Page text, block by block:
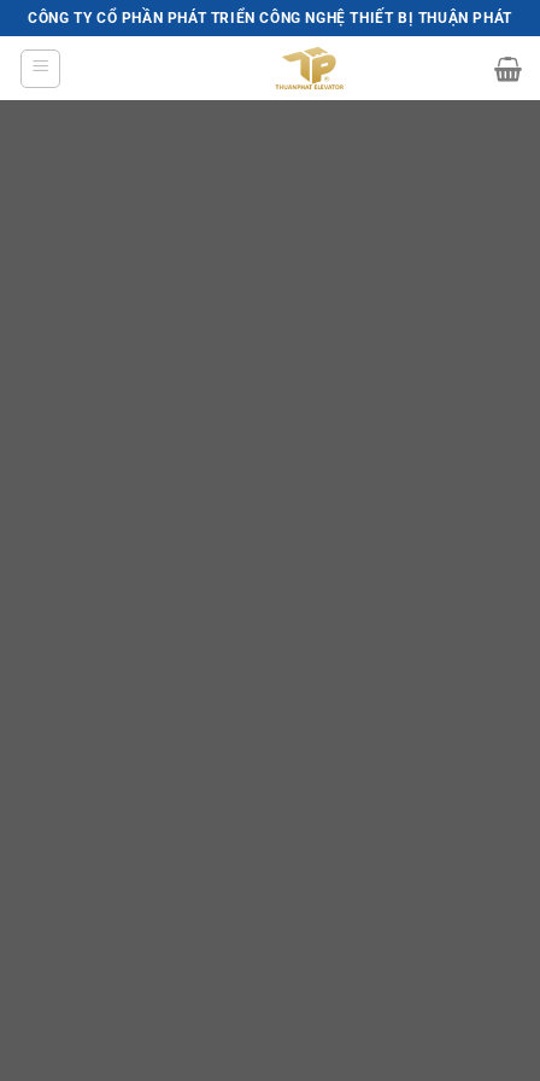
Skip
content
CÔNG TY CỔ PHẦN PHÁT TRIỂN CÔNG NGHỆ THIẾT BỊ THUẬN PHÁT